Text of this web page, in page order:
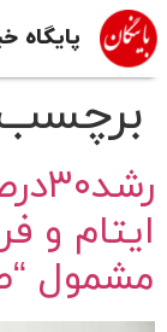
پایگاه
ایتام و
مشمول